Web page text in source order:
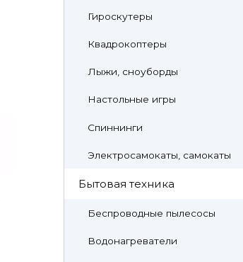
Гироскутеры
Квадрокоптеры
Лыжи, сноуборды
Настольные игры
Спиннинги
Электросамокаты, самокаты
Бытовая техника
Беспроводные пылесосы
Водонагреватели